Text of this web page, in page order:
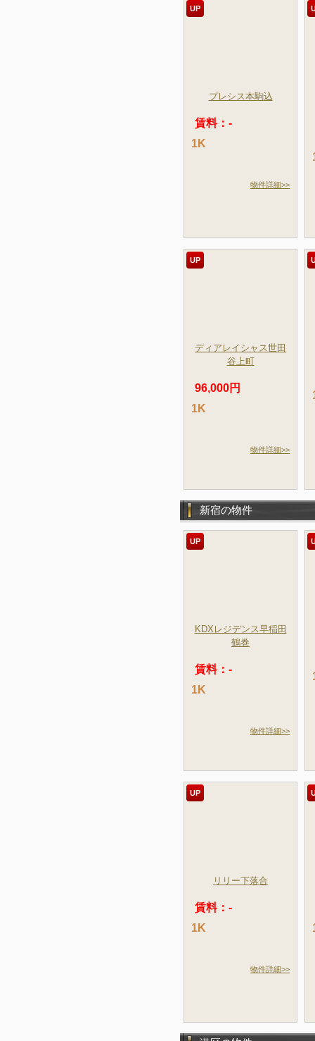
UP
プレシス本駒込
賃料：-
1K
物件詳細>>
UP
ディアレイシャス世田
谷上町
96,000円
1K
物件詳細>>
新宿の物件
UP
KDXレジデンス早稲田
鶴巻
賃料：-
1K
物件詳細>>
UP
リリー下落合
賃料：-
1K
物件詳細>>